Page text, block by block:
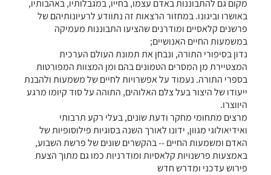
מקום גם להתבוננות באדם עצמו, בחייו, במגבלותיו, באהבותיו,
באושרו וביגונו. במחזור הרצאות זה נתוודע לרעיונותיהם של
פרשנים קלאסיים ומודרנים שהציעו התבוננות מעמיקה
במשמעות החיים האנושיים;
נדון בסיפורי התורה, ונבחן את תמונת העולם הערכית
המצטיירת מן המסרים הטמונים בהם ומן המצוות המפורטות
בספרי התורה. נעמוד על אפשרויות לחיים של משמעות ולהבנת
ייעודו של היצור בעל צלם האלוהים, התוהה על סוד קיומו מרגע
היווצרו.
מרצים מתחומי מחקר ודעת שונים, בעלי רקע תרבותי
ואידיאולוגי מגוון, ידונו לאורך השנה בסוגיות פילוסופיות של
האדם ומשמעות החיים -- בהקשרים שונים של פרשת השבוע,
באמצעות פרשנויות קלאסיות ומודרניות כמו גם מתוך הצעת
פירוש עדכני ומדרש חדש